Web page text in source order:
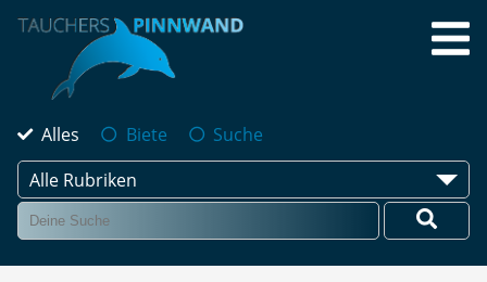
Alles Biete
Suche
Alle Rubriken